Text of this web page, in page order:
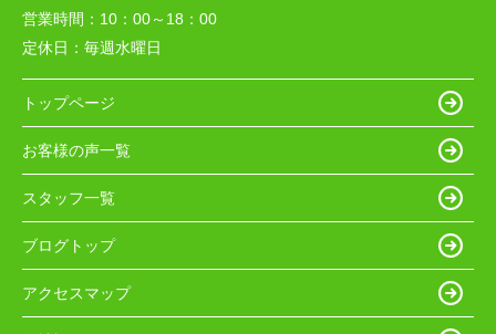
営業時間： 10：00～18：00
定休日： 毎週水曜日
トップページ
お客様の声一覧
スタッフ一覧
ブログトップ
アクセスマップ